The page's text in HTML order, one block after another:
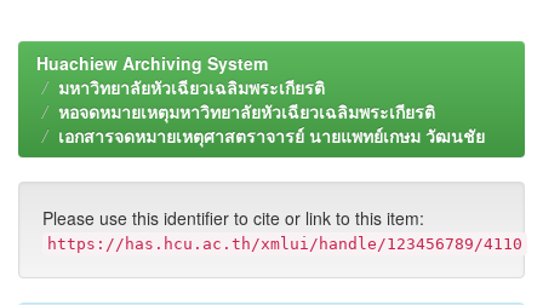
Huachiew Archiving System
มหาวิทยาลัยหัวเฉียวเฉลิมพระเกียรติ
หอจดหมายเหตุมหาวิทยาลัยหัวเฉียวเฉลิมพระเกียรติ
เอกสารจดหมายเหตุศาสตราจารย์ นายแพทย์เกษม วัฒนชัย
Please use this identifier to cite or link to this item:
https://has.hcu.ac.th/xmlui/handle/123456789/4110